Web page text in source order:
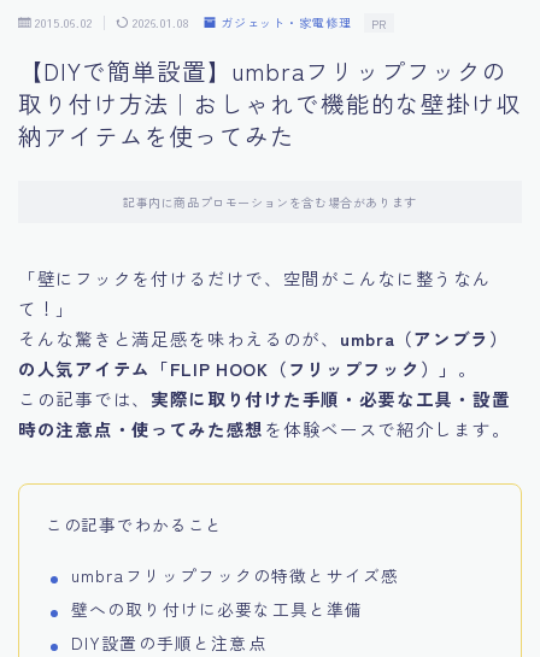
2015.06.02 2026.01.08 ガジェット・家電修理 PR
【DIYで簡単設置】umbraフリップフックの
取り付け方法｜おしゃれで機能的な壁掛け収
納アイテムを使ってみた
記事内に商品プロモーションを含む場合があります
「壁にフックを付けるだけで、空間がこんなに整うなん
て！」
そんな驚きと満足感を味わえるのが、 umbra（アンブラ）
の人気アイテム「FLIP HOOK（フリップフック）」 。
この記事では、 実際に取り付けた手順・必要な工具・設置
時の注意点・使ってみた感想を体験ベースで紹介します。
この記事でわかること
umbraフリップフックの特徴とサイズ感
壁への取り付けに必要な工具と準備
DIY設置の手順と注意点